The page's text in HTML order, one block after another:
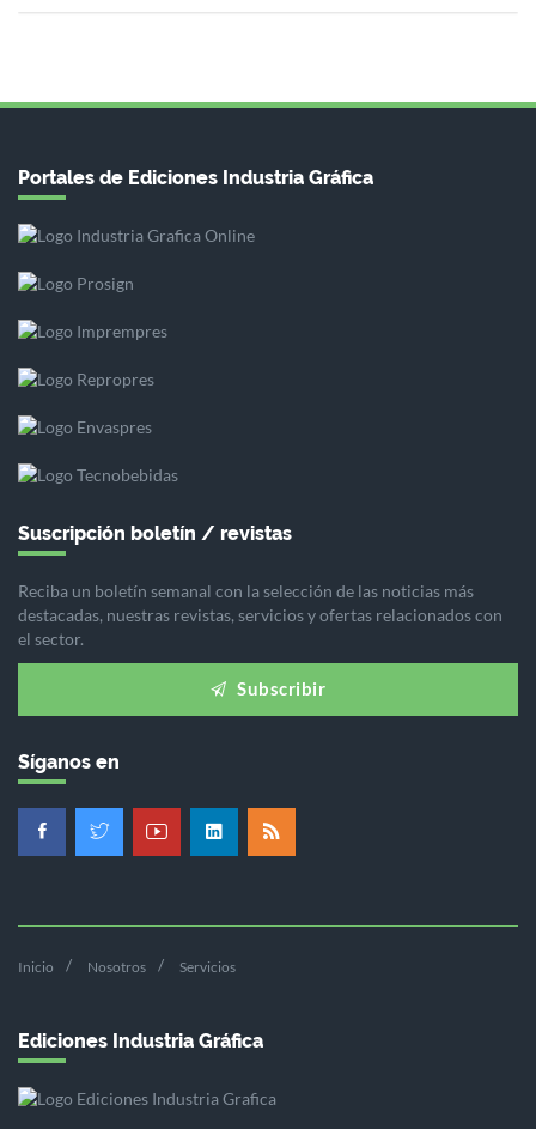
Portales de Ediciones Industria Gráfica
Suscripción boletín / revistas
Reciba un boletín semanal con la selección de las noticias más
destacadas, nuestras revistas, servicios y ofertas relacionados con
el sector.
Subscribir
Síganos en
Inicio Nosotros Servicios
Ediciones Industria Gráfica